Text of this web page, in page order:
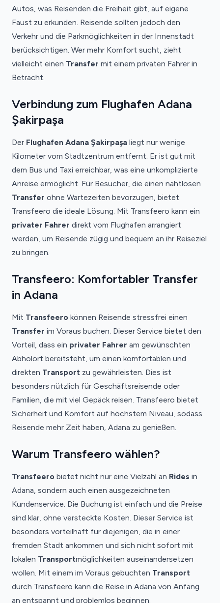
Autos, was Reisenden die Freiheit gibt, auf eigene
Faust zu erkunden. Reisende sollten jedoch den
Verkehr und die Parkmöglichkeiten in der Innenstadt
berücksichtigen. Wer mehr Komfort sucht, zieht
vielleicht einen Transfer mit einem privaten Fahrer in
Betracht.
Verbindung zum Flughafen Adana
Şakirpaşa
Der Flughafen Adana Şakirpaşa liegt nur wenige
Kilometer vom Stadtzentrum entfernt. Er ist gut mit
dem Bus und Taxi erreichbar, was eine unkomplizierte
Anreise ermöglicht. Für Besucher, die einen nahtlosen
Transfer ohne Wartezeiten bevorzugen, bietet
Transfeero die ideale Lösung. Mit Transfeero kann ein
privater Fahrer direkt vom Flughafen arrangiert
werden, um Reisende zügig und bequem an ihr Reiseziel
zu bringen.
Transfeero: Komfortabler Transfer
in Adana
Mit Transfeero können Reisende stressfrei einen
Transfer im Voraus buchen. Dieser Service bietet den
Vorteil, dass ein privater Fahrer am gewünschten
Abholort bereitsteht, um einen komfortablen und
direkten Transport zu gewährleisten. Dies ist
besonders nützlich für Geschäftsreisende oder
Familien, die mit viel Gepäck reisen. Transfeero bietet
Sicherheit und Komfort auf höchstem Niveau, sodass
Reisende mehr Zeit haben, Adana zu genießen.
Warum Transfeero wählen?
Transfeero bietet nicht nur eine Vielzahl an Rides in
Adana, sondern auch einen ausgezeichneten
Kundenservice. Die Buchung ist einfach und die Preise
sind klar, ohne versteckte Kosten. Dieser Service ist
besonders vorteilhaft für diejenigen, die in einer
fremden Stadt ankommen und sich nicht sofort mit
lokalen Transportmöglichkeiten auseinandersetzen
wollen. Mit einem im Voraus gebuchten Transport
durch Transfeero kann die Reise in Adana von Anfang
an entspannt und problemlos beginnen.